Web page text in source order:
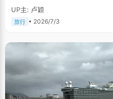
UP主: 卢颖
旅行 • 2026/7/3